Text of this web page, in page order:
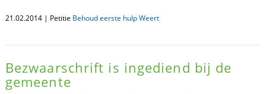
21.02.2014 | Petitie Behoud eerste hulp Weert
Bezwaarschrift is ingediend bij de
gemeente